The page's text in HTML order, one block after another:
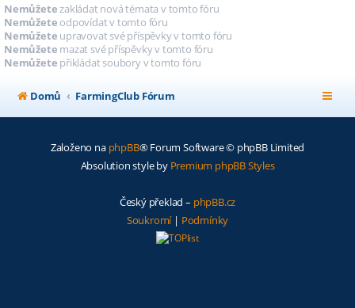
Nemůžetezakládat nová témata v tomto fóru
Nemůžete odpovídat v tomto fóru
Nemůžete upravovat své příspěvky v tomto fóru
Nemůžete mazat své příspěvky v tomto fóru
Nemůžete přikládat soubory v tomto fóru
Domů FarmingClub Fórum
Založeno na phpBB® Forum Software © phpBB Limited
Absolution style by Premium phpBB Styles
Český překlad – phpBB.cz
Soukromí| Podmínky